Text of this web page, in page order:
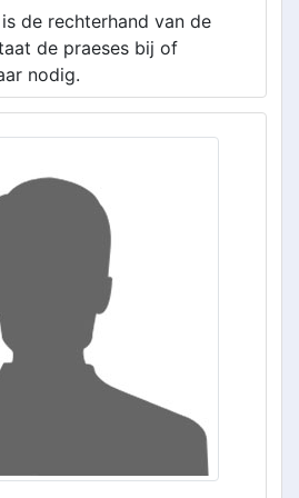
de rechterhand van de
de praeses bij of
nodig.